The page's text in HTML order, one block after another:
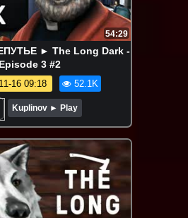
54:29
► The Long Dark -
Episode 3 #2
16 09:18 52.1K
Kuplinov ► Play